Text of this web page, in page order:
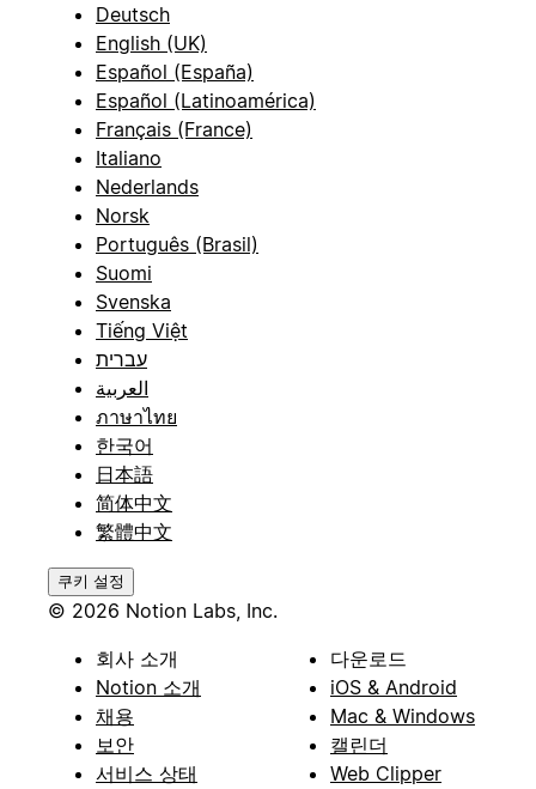
Deutsch
English (UK)
Español (España)
Español (Latinoamérica)
Français (France)
Italiano
Nederlands
Norsk
Português (Brasil)
Suomi
Svenska
Tiếng Việt
עברית
العربية
ภาษาไทย
한국어
日本語
简体中文
繁體中文
쿠키 설정
© 2026 Notion Labs, Inc.
회사 소개
Notion 소개
채용
보안
서비스 상태
다운로드
iOS & Android
Mac & Windows
캘린더
Web Clipper